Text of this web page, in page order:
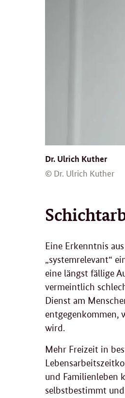
Dr. Ulrich Kuther
© Dr. Ulrich Kuther
Eine Erkenntnis
„systemrelevant“
eine längst fällige
vermeintlich
Dienst am
entgegenkommen,
wird.
Mehr Freizeit in
und Familienleben
selbstbestimmt